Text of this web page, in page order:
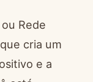
Rede
cria um
e a